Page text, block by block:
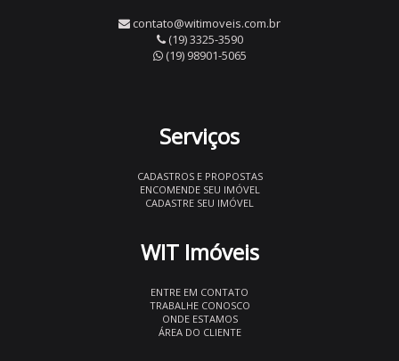
contato@witimoveis.com.br
(19) 3325-3590
(19) 98901-5065
Serviços
CADASTROS E PROPOSTAS
ENCOMENDE SEU IMÓVEL
CADASTRE SEU IMÓVEL
WIT Imóveis
ENTRE EM CONTATO
TRABALHE CONOSCO
ONDE ESTAMOS
ÁREA DO CLIENTE